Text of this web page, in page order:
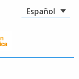
Español